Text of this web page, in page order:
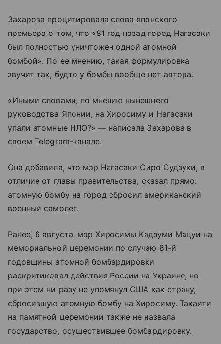
Захарова процитировала слова японского
премьера о том, что «81 год назад город Нагасаки
был полностью уничтожен одной атомной
бомбой». По ее мнению, такая формулировка
звучит так, будто у бомбы вообще нет автора.
«Иными словами, по мнению нынешнего
руководства Японии, на Хиросиму и Нагасаки
упали атомные НЛО?» — написала Захарова в
своем Telegram-канале.
Она добавила, что мэр Нагасаки Сиро Судзуки, в
отличие от главы правительства, сказал прямо:
атомную бомбу на город сбросил американский
военный самолет.
Ранее, 6 августа, мэр Хиросимы Кадзуми Мацуи на
мемориальной церемонии по случаю 81-й
годовщины атомной бомбардировки
раскритиковал действия России на Украине, но
при этом ни разу не упомянул США как страну,
сбросившую атомную бомбу на Хиросиму. Такаити
на памятной церемонии также не назвала
государство, осуществившее бомбардировку.